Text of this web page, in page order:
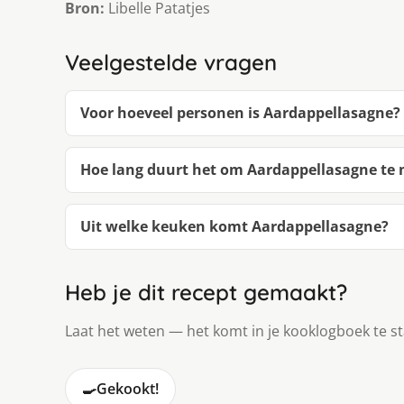
Bron: Libelle Patatjes
Veelgestelde vragen
Voor hoeveel personen is Aardappellasagne?
Hoe lang duurt het om Aardappellasagne te
Uit welke keuken komt Aardappellasagne?
Heb je dit recept gemaakt?
Laat het weten — het komt in je kooklogboek te
🍳Gekookt!